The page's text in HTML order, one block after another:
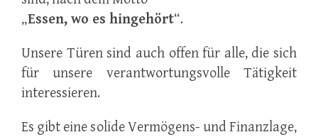
„Essen, wo es hingehört“.
Unsere Türen sind auch offen für alle, die sich
für unsere verantwortungsvolle Tätigkeit
interessieren.
Es gibt eine solide Vermögens- und Finanzlage,